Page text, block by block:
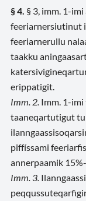
§ 4. § 3, imm. 1-
feeriarnersiutinut
feeriarnerullu
taakku
erippatigit.
Imm. 2. Imm. 1-
taaneqartutigut
piffíssami
annerpaamik
Imm. 3.